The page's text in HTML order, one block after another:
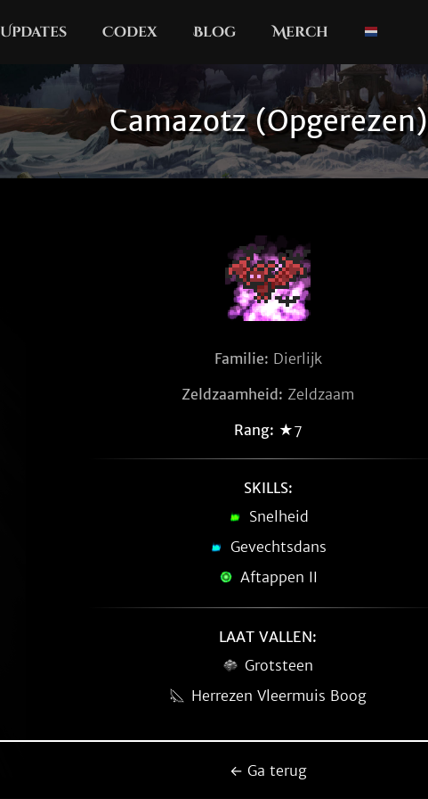
Updates Codex Blog Merch
Camazotz (Opgerezen)
Familie: Dierlijk
Zeldzaamheid: Zeldzaam
Rang: ★7
SKILLS:
Snelheid
Gevechtsdans
Aftappen II
LAAT VALLEN:
Grotsteen
Herrezen Vleermuis Boog
← Ga terug